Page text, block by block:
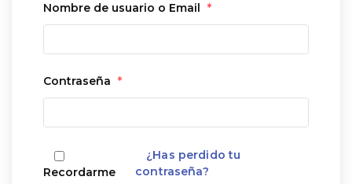
Nombre de usuario o Email *
Contraseña *
Recordarme
¿Has perdido tu
contraseña?